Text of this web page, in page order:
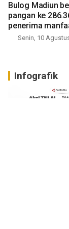
Bulog Madiun
pangan ke
penerima
Senin, 10
Infografik